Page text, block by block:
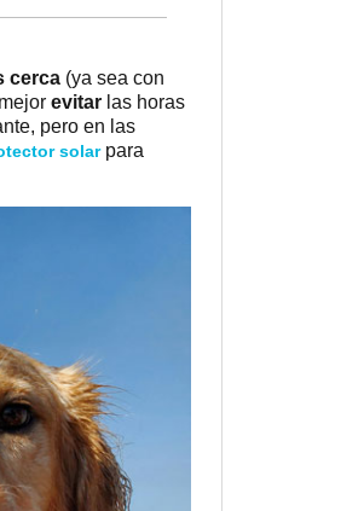
cerca (ya sea con
evitar las horas
pero en las
solarpara